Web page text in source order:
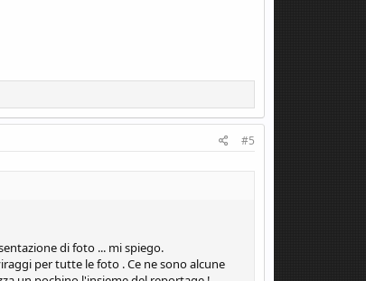
#5
di foto ... mi spiego.
per tutte le foto . Ce ne sono alcune